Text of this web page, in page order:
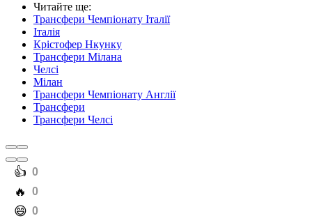
Читайте ще:
Трансфери Чемпіонату Італії
Італія
Крістофер Нкунку
Трансфери Мілана
Челсі
Мілан
Трансфери Чемпіонату Англії
Трансфери
Трансфери Челсі
️👍 0
️🔥 0
️😄 0